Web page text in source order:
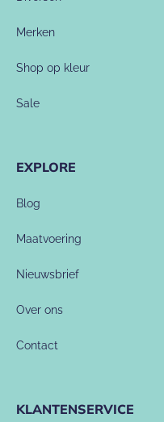
Merken
Shop op kleur
Sale
EXPLORE
Blog
Maatvoering
Nieuwsbrief
Over ons
Contact
KLANTENSERVICE